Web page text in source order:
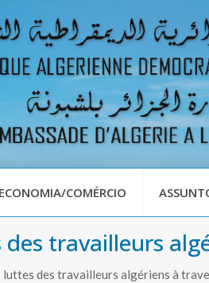
ECONOMIA/COMÉRCIO
travailleurs
luttes des travailleurs algériens à